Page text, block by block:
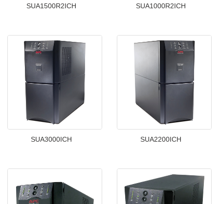
SUA1500R2ICH SUA1000R2ICH
SUA3000ICH SUA2200ICH